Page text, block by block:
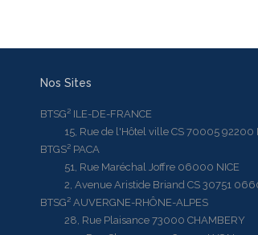
Nos Sites
BTSG² ILE-DE-FRANCE
15, Rue de l'Hôtel ville CS 70005 92200
BTGS² PACA
51, Rue Maréchal Joffre 06000 NICE
2, Avenue Aristide Briand CS 30751
BTSG² AUVERGNE-RHÔNE-ALPES
28, Rue Plaisance 73000 CHAMBERY